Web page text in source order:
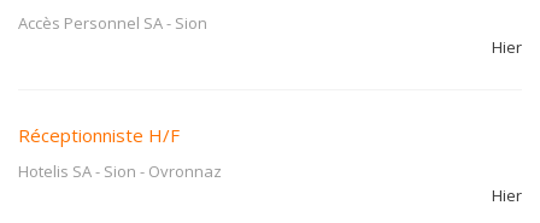
Accès Personnel SA- Sion
Hier
Réceptionniste H/F
Hotelis SA - Sion - Ovronnaz
Hier